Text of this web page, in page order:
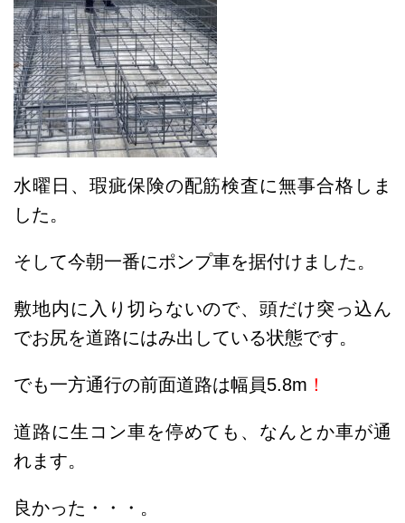
水曜日、瑕疵保険の配筋検査に無事合格しま
した。
そして今朝一番にポンプ車を据付けました。
敷地内に入り切らないので、頭だけ突っ込ん
でお尻を道路にはみ出している状態です。
でも一方通行の前面道路は幅員5.8m ！
道路に生コン車を停めても、なんとか車が通
れます。
良かった・・・。